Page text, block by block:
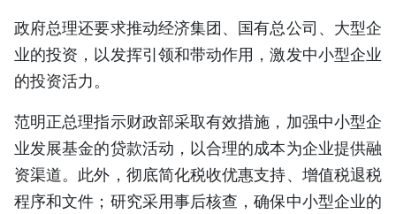
政府总理还要求推动经济集团、国有总公司、大型企
业的投资，以发挥引领和带动作用，激发中小型企业
的投资活力。
范明正总理指示财政部采取有效措施，加强中小型企
业发展基金的贷款活动，以合理的成本为企业提供融
资渠道。此外，彻底简化税收优惠支持、增值税退税
程序和文件；研究采用事后核查，确保中小型企业的